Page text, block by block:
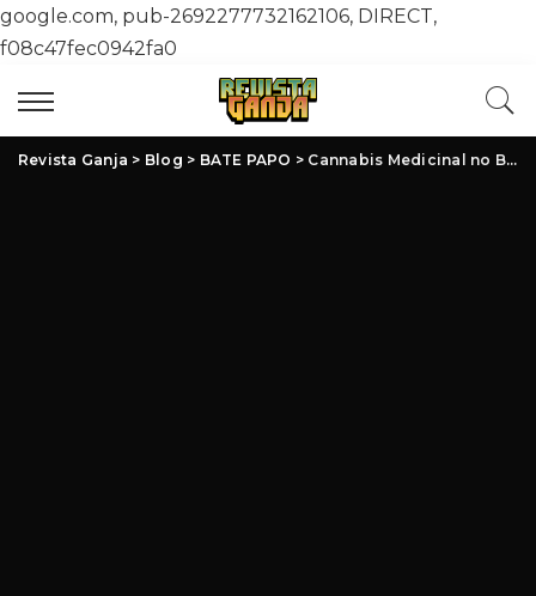
google.com, pub-2692277732162106, DIRECT,
f08c47fec0942fa0
Revista Ganja > Blog > BATE PAPO > Cannabis Medicinal no Brasil: Avanços, Desafios e Oportunidades